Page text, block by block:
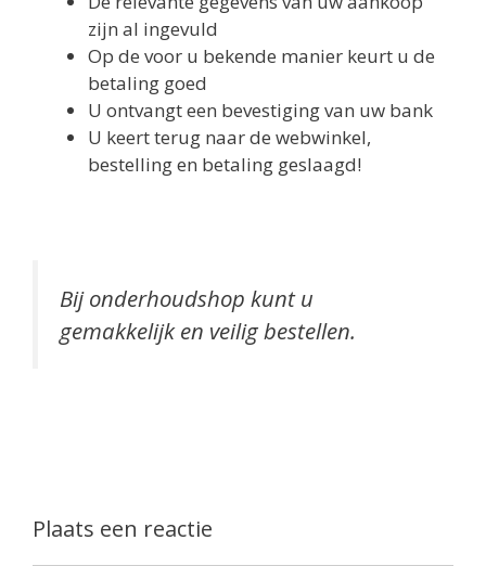
zijn al ingevuld
Op de voor u bekende manier keurt u de
betaling goed
U ontvangt een bevestiging van uw bank
U keert terug naar de webwinkel,
bestelling en betaling geslaagd!
Bij onderhoudshop kunt u
gemakkelijk en veilig bestellen.
Plaats een reactie